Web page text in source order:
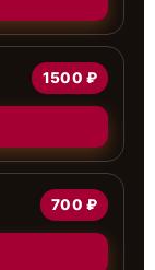
1500 ₽
700 ₽